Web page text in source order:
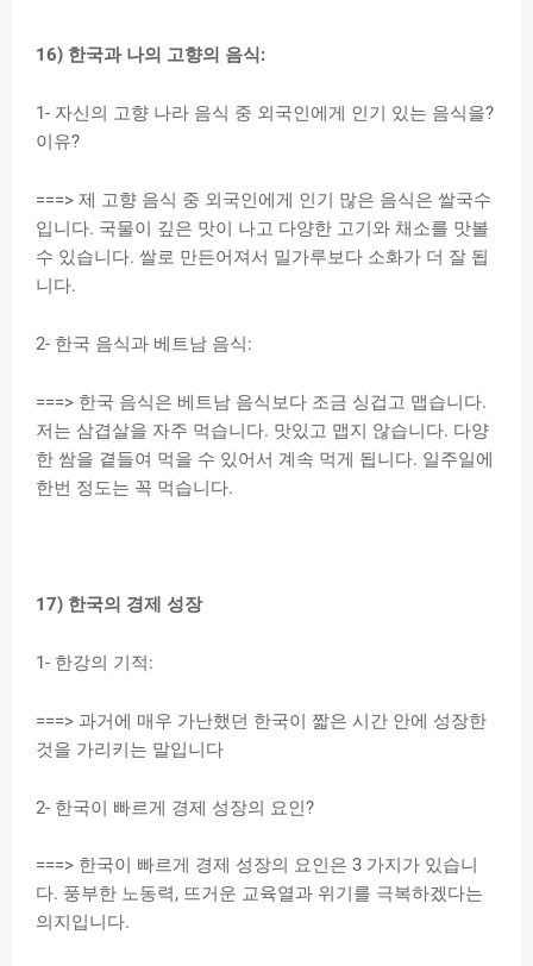
16) 한국과 나의 고향의 음식:
1- 자신의 고향 나라 음식 중 외국인에게 인기 있는 음식을?
이유?
===> 제 고향 음식 중 외국인에게 인기 많은 음식은 쌀국수
입니다. 국물이 깊은 맛이 나고 다양한 고기와 채소를 맛볼
수 있습니다. 쌀로 만든어져서 밀가루보다 소화가 더 잘 됩
니다.
2- 한국 음식과 베트남 음식:
===> 한국 음식은 베트남 음식보다 조금 싱겁고 맵습니다.
저는 삼겹살을 자주 먹습니다. 맛있고 맵지 않습니다. 다양
한 쌈을 곁들여 먹을 수 있어서 계속 먹게 됩니다. 일주일에
한번 정도는 꼭 먹습니다.
17) 한국의 경제 성장
1- 한강의 기적:
===> 과거에 매우 가난했던 한국이 짧은 시간 안에 성장한
것을 가리키는 말입니다
2- 한국이 빠르게 경제 성장의 요인?
===> 한국이 빠르게 경제 성장의 요인은 3 가지가 있습니
다. 풍부한 노동력, 뜨거운 교육열과 위기를 극복하겠다는
의지입니다.